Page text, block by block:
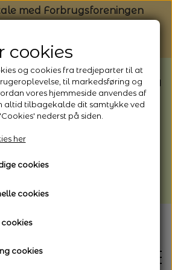
med Forbrugsforeningen
har ferielukket* fra
åben og sender hele
på, at der kan være lidt
cookies
og cookies fra tredjeparter til at
til markedsføring og
vores hjemmeside anvendes af
altid tilbagekalde dit samtykke ved
nederst på siden.
her
cookies
cookies
cookies